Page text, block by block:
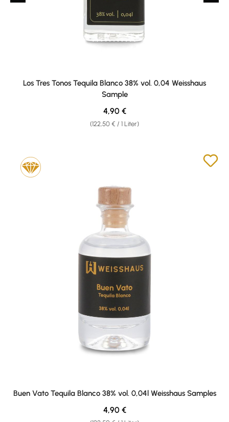
Los Tres Tonos Tequila Blanco 38% vol. 0,04 Weisshaus
Sample
(122,50 € / 1 Liter)
Regulärer Preis:
4,90 €
Buen Vato Tequila Blanco 38% vol. 0,04l Weisshaus Samples
Regulärer Preis:
4,90 €